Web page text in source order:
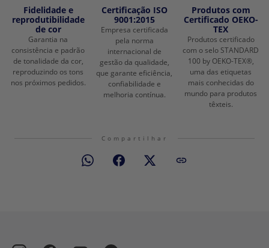
Fidelidade e
reprodutibilidade
de cor
Garantia na
consistência e padrão
de tonalidade da cor,
reproduzindo os tons
nos próximos pedidos.
Certificação ISO
9001:2015
Empresa certificada
pela norma
internacional de
gestão da qualidade,
que garante eficiência,
confiabilidade e
melhoria contínua.
Produtos com
Certificado OEKO-
TEX
Produtos certificado
com o selo STANDARD
100 by OEKO-TEX®,
uma das etiquetas
mais conhecidas do
mundo para produtos
têxteis.
Compartilhar